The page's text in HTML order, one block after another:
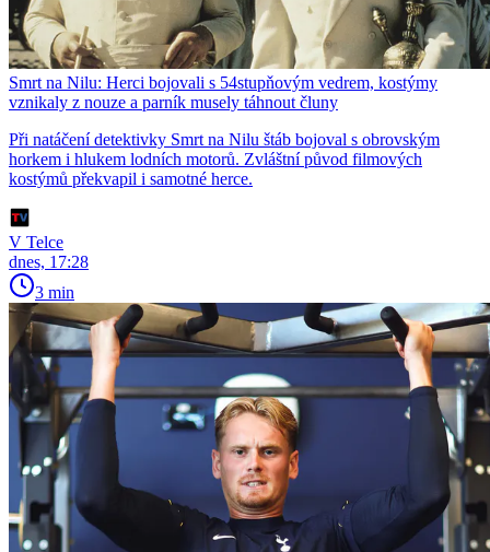
Smrt na Nilu: Herci bojovali s 54stupňovým vedrem, kostýmy
vznikaly z nouze a parník musely táhnout čluny
Při natáčení detektivky Smrt na Nilu štáb bojoval s obrovským
horkem i hlukem lodních motorů. Zvláštní původ filmových
kostýmů překvapil i samotné herce.
V Telce
dnes, 17:28
3 min